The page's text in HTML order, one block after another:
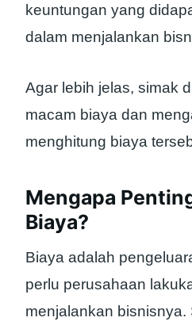
keuntungan yang
dalam menjalankan
Agar lebih jelas, simak
macam biaya dan
menghitung biaya
Mengapa
Biaya?
Biaya adalah
perlu perusahaan
menjalankan bisnisnya.